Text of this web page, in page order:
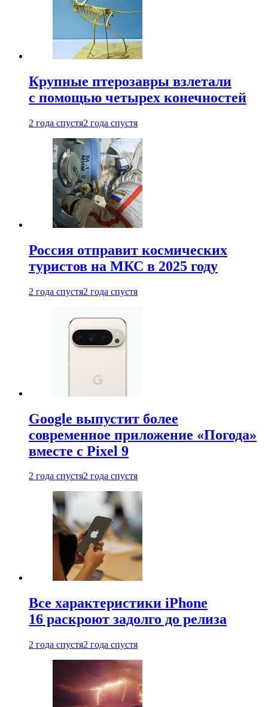
Крупные птерозавры взлетали
с помощью четырех конечностей
2 года спустя2 года спустя
Россия отправит космических
туристов на МКС в 2025 году
2 года спустя2 года спустя
Google выпустит более
современное приложение «Погода»
вместе с Pixel 9
2 года спустя2 года спустя
Все характеристики iPhone
16 раскроют задолго до релиза
2 года спустя2 года спустя